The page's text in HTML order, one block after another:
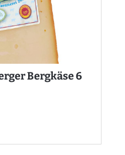
Bergkäse 6